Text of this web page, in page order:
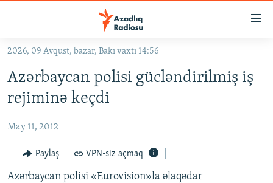
Əsas
qayıt
Əsas
naviqasiyaya
qayıt
KORRUPSIOMETR
#ƏSLINDƏ
FƏRQƏ BAX
QANUNI DOĞRU
2026, 09 Avqust, bazar, Bakı vaxtı 14:56
Azərbaycan polisi gücləndirilmiş iş
rejiminə keçdi
May 11, 2012
Paylaş VPN-siz açmaq
Azərbaycan polisi «Eurovision»la əlaqədar